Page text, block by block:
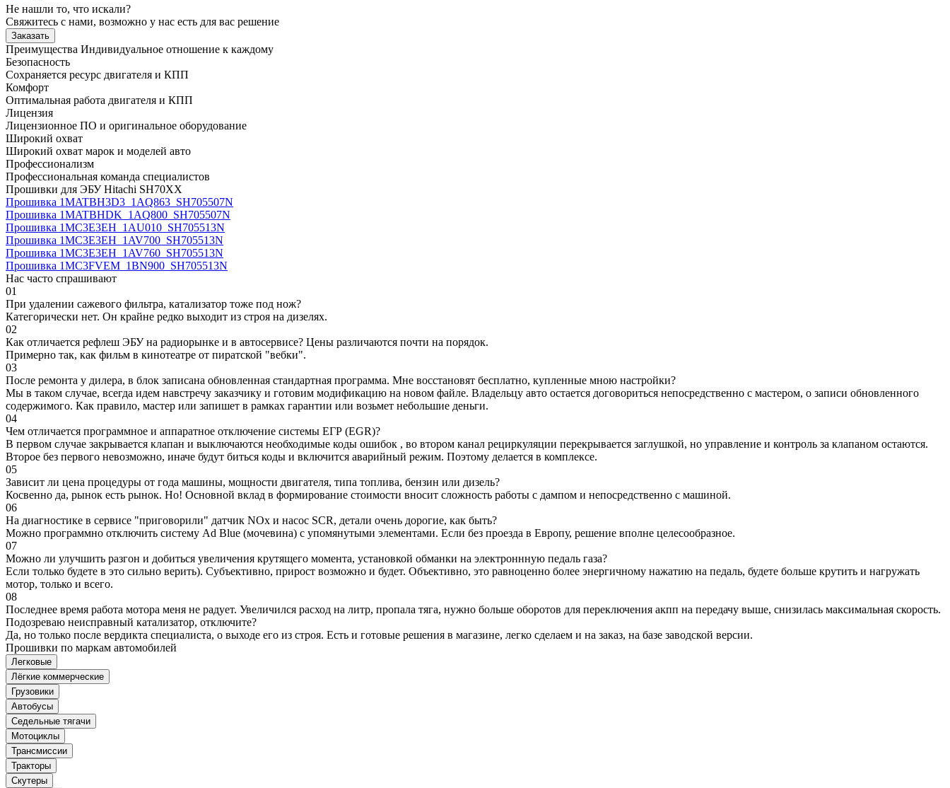
Не нашли то, что искали?
Свяжитесь с нами, возможно у нас есть для вас решение
Заказать
Преимущества Индивидуальное отношение к каждому
Безопасность
Сохраняется ресурс двигателя и КПП
Комфорт
Оптимальная работа двигателя и КПП
Лицензия
Лицензионное ПО и оригинальное оборудование
Широкий охват
Широкий охват марок и моделей авто
Профессионализм
Профессиональная команда специалистов
Прошивки для ЭБУ Hitachi SH70XX
Прошивка 1MATBH3D3_1AQ863_SH705507N
Прошивка 1MATBHDK_1AQ800_SH705507N
Прошивка 1MC3E3EH_1AU010_SH705513N
Прошивка 1MC3E3EH_1AV700_SH705513N
Прошивка 1MC3E3EH_1AV760_SH705513N
Прошивка 1MC3FVEM_1BN900_SH705513N
Нас часто спрашивают
01
При удалении сажевого фильтра, катализатор тоже под нож?
Категорически нет. Он крайне редко выходит из строя на дизелях.
02
Как отличается рефлеш ЭБУ на радиорынке и в автосервисе? Цены различаются почти на порядок.
Примерно так, как фильм в кинотеатре от пиратской "вебки".
03
После ремонта у дилера, в блок записана обновленная стандартная программа. Мне восстановят бесплатно, купленные мною настройки?
Мы в таком случае, всегда идем навстречу заказчику и готовим модификацию на новом файле. Владельцу авто остается договориться непосредственно с мастером, о записи обновленного
содержимого. Как правило, мастер или запишет в рамках гарантии или возьмет небольшие деньги.
04
Чем отличается программное и аппаратное отключение системы ЕГР (EGR)?
В первом случае закрывается клапан и выключаются необходимые коды ошибок , во втором канал рециркуляции перекрывается заглушкой, но управление и контроль за клапаном остаются.
Второе без первого невозможно, иначе будут биться коды и включится аварийный режим. Поэтому делается в комплексе.
05
Зависит ли цена процедуры от года машины, мощности двигателя, типа топлива, бензин или дизель?
Косвенно да, рынок есть рынок. Но! Основной вклад в формирование стоимости вносит сложность работы с дампом и непосредственно с машиной.
06
На диагностике в сервисе "приговорили" датчик NOx и насос SCR, детали очень дорогие, как быть?
Можно программно отключить систему Ad Blue (мочевина) с упомянутыми элементами. Если без проезда в Европу, решение вполне целесообразное.
07
Можно ли улучшить разгон и добиться увеличения крутящего момента, установкой обманки на электроннную педаль газа?
Если только будете в это сильно верить). Субъективно, прирост возможно и будет. Объективно, это равноценно более энергичному нажатию на педаль, будете больше крутить и нагружать
мотор, только и всего.
08
Последнее время работа мотора меня не радует. Увеличился расход на литр, пропала тяга, нужно больше оборотов для переключения акпп на передачу выше, снизилась максимальная скорость.
Подозреваю неисправный катализатор, отключите?
Да, но только после вердикта специалиста, о выходе его из строя. Есть и готовые решения в магазине, легко сделаем и на заказ, на базе заводской версии.
Прошивки по маркам автомобилей
Легковые
Лёгкие коммерческие
Грузовики
Автобусы
Седельные тягачи
Мотоциклы
Трансмиссии
Тракторы
Скутеры